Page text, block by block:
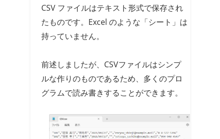
CSV ファイルはテキスト形式で保存され
たものです。Excel のような「シート」は
持っていません。
前述しましたが、CSVファイルはシンプ
ルな作りのものであるため、多くのプロ
グラムで読み書きすることができます。